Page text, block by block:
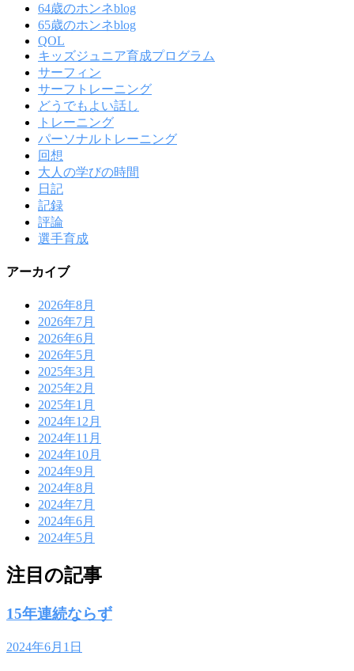
64歳のホンネblog
65歳のホンネblog
QOL
キッズジュニア育成プログラム
サーフィン
サーフトレーニング
どうでもよい話し
トレーニング
パーソナルトレーニング
回想
大人の学びの時間
日記
記録
評論
選手育成
アーカイブ
2026年8月
2026年7月
2026年6月
2026年5月
2025年3月
2025年2月
2025年1月
2024年12月
2024年11月
2024年10月
2024年9月
2024年8月
2024年7月
2024年6月
2024年5月
注目の記事
15年連続ならず
2024年6月1日